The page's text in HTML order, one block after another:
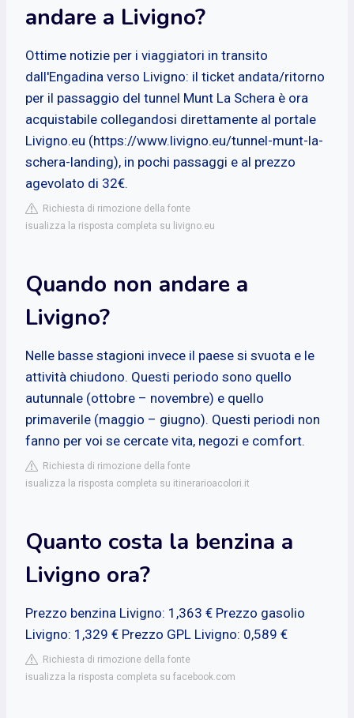
andare a Livigno?
Ottime notizie per i viaggiatori in transito
dall'Engadina verso Livigno: il ticket andata/ritorno
per il passaggio del tunnel Munt La Schera è ora
acquistabile collegandosi direttamente al portale
Livigno.eu (https://www.livigno.eu/tunnel-munt-la-
schera-landing), in pochi passaggi e al prezzo
agevolato di 32€.
Richiesta di rimozione della fonte
isualizza la risposta completa su livigno.eu
Quando non andare a
Livigno?
Nelle basse stagioni invece il paese si svuota e le
attività chiudono. Questi periodo sono quello
autunnale (ottobre – novembre) e quello
primaverile (maggio – giugno). Questi periodi non
fanno per voi se cercate vita, negozi e comfort.
Richiesta di rimozione della fonte
isualizza la risposta completa su itinerarioacolori.it
Quanto costa la benzina a
Livigno ora?
Prezzo benzina Livigno: 1,363 € Prezzo gasolio
Livigno: 1,329 € Prezzo GPL Livigno: 0,589 €
Richiesta di rimozione della fonte
isualizza la risposta completa su facebook.com